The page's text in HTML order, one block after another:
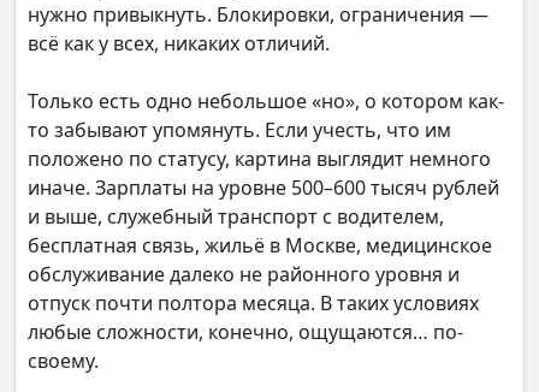
нужно привыкнуть. Блокировки, ограничения —
всё как у всех, никаких отличий.
Только есть одно небольшое «но», о котором как-
то забывают упомянуть. Если учесть, что им
положено по статусу, картина выглядит немного
иначе. Зарплаты на уровне 500–600 тысяч рублей
и выше, служебный транспорт с водителем,
бесплатная связь, жильё в Москве, медицинское
обслуживание далеко не районного уровня и
отпуск почти полтора месяца. В таких условиях
любые сложности, конечно, ощущаются… по-
своему.